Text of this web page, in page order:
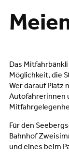
Das
Möglichkeit, die
Wer darauf Platz
Autofahrerinnen
Für den
Bahnhof
und eines beim